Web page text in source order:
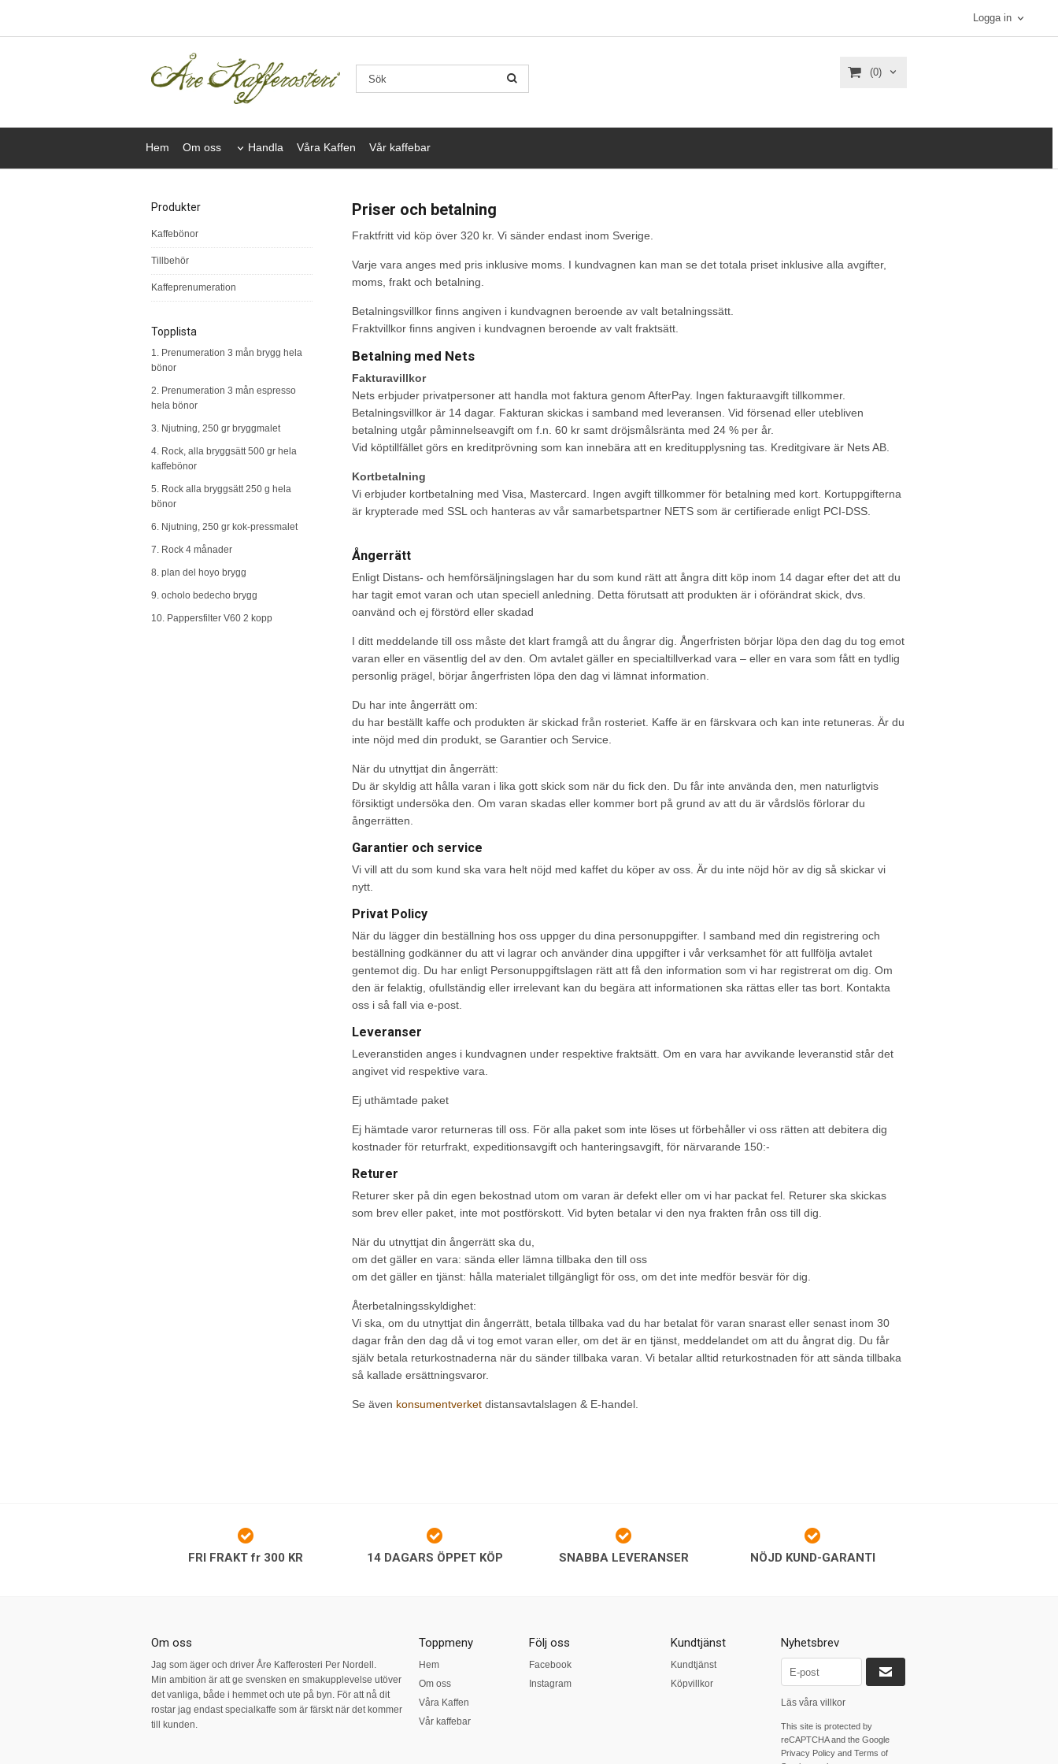
Logga in
(0)
Hem Om oss Handla Våra Kaffen Vår kaffebar
Produkter
Kaffebönor
Tillbehör
Kaffeprenumeration
Topplista
1. Prenumeration 3 mån brygg hela
bönor
2. Prenumeration 3 mån espresso
hela bönor
3. Njutning, 250 gr bryggmalet
4. Rock, alla bryggsätt 500 gr hela
kaffebönor
5. Rock alla bryggsätt 250 g hela
bönor
6. Njutning, 250 gr kok-pressmalet
7. Rock 4 månader
8. plan del hoyo brygg
9. ocholo bedecho brygg
10. Pappersfilter V60 2 kopp
Priser och betalning
Fraktfritt vid köp över 320 kr. Vi sänder endast inom Sverige.
Varje vara anges med pris inklusive moms. I kundvagnen kan man se det totala priset inklusive alla avgifter,
moms, frakt och betalning.
Betalningsvillkor finns angiven i kundvagnen beroende av valt betalningssätt.
Fraktvillkor finns angiven i kundvagnen beroende av valt fraktsätt.
Betalning med Nets
Fakturavillkor
Nets erbjuder privatpersoner att handla mot faktura genom AfterPay. Ingen fakturaavgift tillkommer.
Betalningsvillkor är 14 dagar. Fakturan skickas i samband med leveransen. Vid försenad eller utebliven
betalning utgår påminnelseavgift om f.n. 60 kr samt dröjsmålsränta med 24 % per år.
Vid köptillfället görs en kreditprövning som kan innebära att en kreditupplysning tas. Kreditgivare är Nets AB.
Kortbetalning
Vi erbjuder kortbetalning med Visa, Mastercard. Ingen avgift tillkommer för betalning med kort. Kortuppgifterna
är krypterade med SSL och hanteras av vår samarbetspartner NETS som är certifierade enligt PCI-DSS.
Ångerrätt
Enligt Distans- och hemförsäljningslagen har du som kund rätt att ångra ditt köp inom 14 dagar efter det att du
har tagit emot varan och utan speciell anledning. Detta förutsatt att produkten är i oförändrat skick, dvs.
oanvänd och ej förstörd eller skadad
I ditt meddelande till oss måste det klart framgå att du ångrar dig. Ångerfristen börjar löpa den dag du tog emot
varan eller en väsentlig del av den. Om avtalet gäller en specialtillverkad vara – eller en vara som fått en tydlig
personlig prägel, börjar ångerfristen löpa den dag vi lämnat information.
Du har inte ångerrätt om:
du har beställt kaffe och produkten är skickad från rosteriet. Kaffe är en färskvara och kan inte retuneras. Är du
inte nöjd med din produkt, se Garantier och Service.
När du utnyttjat din ångerrätt:
Du är skyldig att hålla varan i lika gott skick som när du fick den. Du får inte använda den, men naturligtvis
försiktigt undersöka den. Om varan skadas eller kommer bort på grund av att du är vårdslös förlorar du
ångerrätten.
Garantier och service
Vi vill att du som kund ska vara helt nöjd med kaffet du köper av oss. Är du inte nöjd hör av dig så skickar vi
nytt.
Privat Policy
När du lägger din beställning hos oss uppger du dina personuppgifter. I samband med din registrering och
beställning godkänner du att vi lagrar och använder dina uppgifter i vår verksamhet för att fullfölja avtalet
gentemot dig. Du har enligt Personuppgiftslagen rätt att få den information som vi har registrerat om dig. Om
den är felaktig, ofullständig eller irrelevant kan du begära att informationen ska rättas eller tas bort. Kontakta
oss i så fall via e-post.
Leveranser
Leveranstiden anges i kundvagnen under respektive fraktsätt. Om en vara har avvikande leveranstid står det
angivet vid respektive vara.
Ej uthämtade paket
Ej hämtade varor returneras till oss. För alla paket som inte löses ut förbehåller vi oss rätten att debitera dig
kostnader för returfrakt, expeditionsavgift och hanteringsavgift, för närvarande 150:-
Returer
Returer sker på din egen bekostnad utom om varan är defekt eller om vi har packat fel. Returer ska skickas
som brev eller paket, inte mot postförskott. Vid byten betalar vi den nya frakten från oss till dig.
När du utnyttjat din ångerrätt ska du,
om det gäller en vara: sända eller lämna tillbaka den till oss
om det gäller en tjänst: hålla materialet tillgängligt för oss, om det inte medför besvär för dig.
Återbetalningsskyldighet:
Vi ska, om du utnyttjat din ångerrätt, betala tillbaka vad du har betalat för varan snarast eller senast inom 30
dagar från den dag då vi tog emot varan eller, om det är en tjänst, meddelandet om att du ångrat dig. Du får
själv betala returkostnaderna när du sänder tillbaka varan. Vi betalar alltid returkostnaden för att sända tillbaka
så kallade ersättningsvaror.
Se även konsumentverket distansavtalslagen & E-handel.
FRI FRAKT fr 300 KR 14 DAGARS ÖPPET KÖP SNABBA LEVERANSER NÖJD KUND-GARANTI
Om oss
Jag som äger och driver Åre Kafferosteri Per Nordell.
Min ambition är att ge svensken en smakupplevelse utöver
det vanliga, både i hemmet och ute på byn. För att nå dit
rostar jag endast specialkaffe som är färskt när det kommer
till kunden.
Toppmeny
Hem
Om oss
Våra Kaffen
Vår kaffebar
Följ oss
Facebook
Instagram
Kundtjänst
Kundtjänst
Köpvillkor
Nyhetsbrev
Läs våra villkor
This site is protected by
reCAPTCHA and the Google
Privacy Policyand Terms of